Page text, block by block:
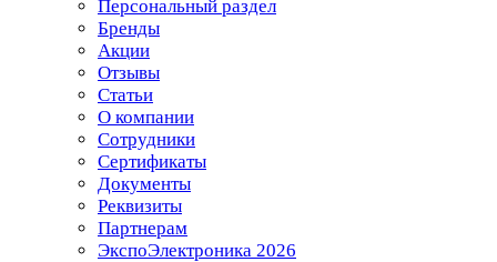
Персональный раздел
Бренды
Акции
Отзывы
Статьи
О компании
Сотрудники
Сертификаты
Документы
Реквизиты
Партнерам
ЭкспоЭлектроника 2026